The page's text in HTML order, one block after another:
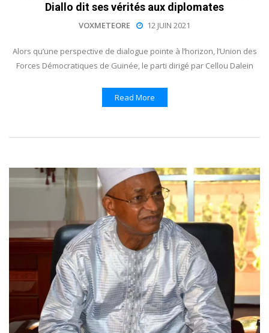
Diallo dit ses vérités aux diplomates
VOXMETEORE 12 JUIN 2021
Alors qu’une perspective de dialogue pointe à l’horizon, l’Union des
Forces Démocratiques de Guinée, le parti dirigé par Cellou Dalein
Read More